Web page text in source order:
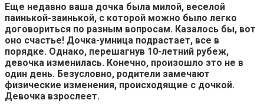
Еще недавно ваша дочка была милой, веселой
паинькой-заинькой, с которой можно было легко
договориться по разным вопросам. Казалось бы, вот
оно счастье! Дочка-умница подрастает, все в
порядке. Однако, перешагнув 10-летний рубеж,
девочка изменилась. Конечно, произошло это не в
один день. Безусловно, родители замечают
физические изменения, происходящие с дочкой.
Девочка взрослеет.